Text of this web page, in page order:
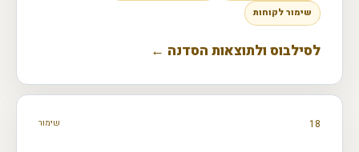
שימור לקוחות
לסילבוס ולתוצאות הסדנה ←
18 שימור